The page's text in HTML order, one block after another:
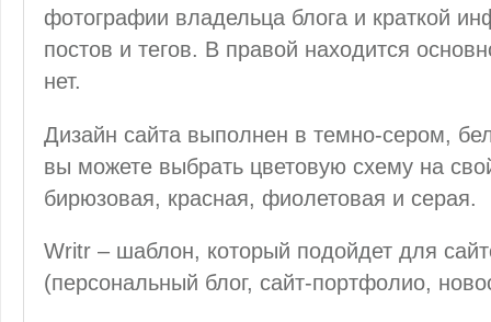
фотографии владельца блога и краткой
постов и тегов. В правой находится
нет.
Дизайн сайта выполнен в темно-сером,
вы можете выбрать цветовую схему на
бирюзовая, красная, фиолетовая и серая.
Writr – шаблон, который подойдет для
(персональный блог, сайт-портфолио,